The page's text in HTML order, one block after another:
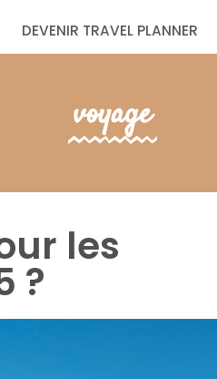
DEVENIR TRAVEL PLANNER
voyage
les
?